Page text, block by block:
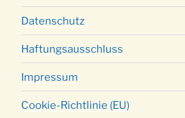
Datenschutz
Haftungsausschluss
Impressum
Cookie-Richtlinie (EU)